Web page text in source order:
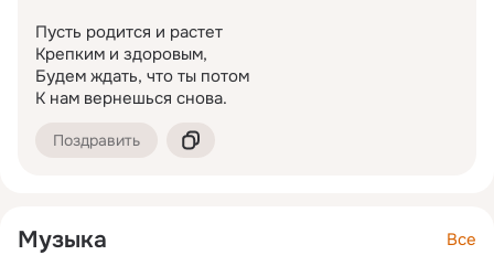
Пусть родится и растет
Крепким и здоровым,
Будем ждать, что ты потом
К нам вернешься снова.
Поздравить
Музыка Все